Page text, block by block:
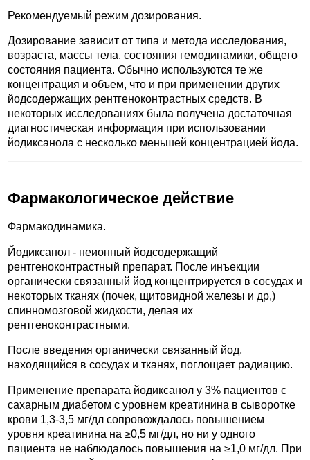
Рекомендуемый режим дозирования.
Дозирование зависит от типа и метода исследования,
возраста, массы тела, состояния гемодинамики, общего
состояния пациента. Обычно используются те же
концентрация и объем, что и при применении других
йодсодержащих рентгеноконтрастных средств. В
некоторых исследованиях была получена достаточная
диагностическая информация при использовании
йодиксанола с несколько меньшей концентрацией йода.
Фармакологическое действие
Фармакодинамика.
Йодиксанол - неионный йодсодержащий
рентгеноконтрастный препарат. После инъекции
органически связанный йод концентрируется в сосудах и
некоторых тканях (почек, щитовидной железы и др,)
спинномозговой жидкости, делая их
рентгеноконтрастными.
После введения органически связанный йод,
находящийся в сосудах и тканях, поглощает радиацию.
Применение препарата йодиксанол у 3% пациентов с
сахарным диабетом с уровнем креатинина в сыворотке
крови 1,3-3,5 мг/дл сопровождалось повышением
уровня креатинина на ≥0,5 мг/дл, но ни у одного
пациента не наблюдалось повышения на ≥1,0 мг/дл. При